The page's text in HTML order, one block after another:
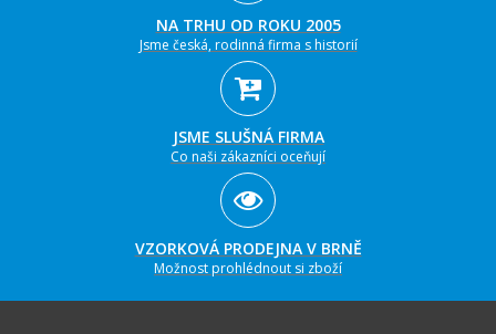
NA TRHU OD ROKU 2005
Jsme česká, rodinná firma s historií
JSME SLUŠNÁ FIRMA
Co naši zákazníci oceňují
VZORKOVÁ PRODEJNA V BRNĚ
Možnost prohlédnout si zboží